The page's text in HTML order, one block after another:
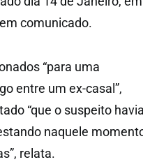
comunicado.
“para uma
entre um ex-casal”,
“que o suspeito havia
naquele
relata.